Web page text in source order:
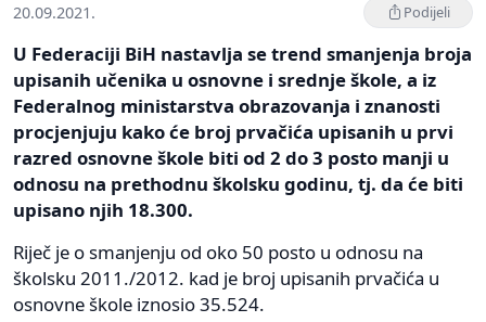
20.09.2021. Podijeli
U Federaciji BiH nastavlja se trend smanjenja broja
upisanih učenika u osnovne i srednje škole, a iz
Federalnog ministarstva obrazovanja i znanosti
procjenjuju kako će broj prvačića upisanih u prvi
razred osnovne škole biti od 2 do 3 posto manji u
odnosu na prethodnu školsku godinu, tj. da će biti
upisano njih 18.300.
Riječ je o smanjenju od oko 50 posto u odnosu na
školsku 2011./2012. kad je broj upisanih prvačića u
osnovne škole iznosio 35.524.